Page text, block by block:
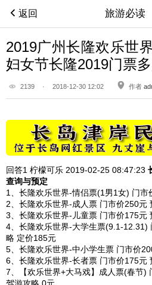
返回 旅游必读
2019广州长隆欢乐世
妇女节长隆2019门票
2139 · 2018-12-30 12:02 作者
回答1 柠檬可乐 2019-02-25 08:47:23
查询与预定
1、长隆欢乐世界-情侣票(1男1女) 门
2、长隆欢乐世界-成人票 门市价250元
3、长隆欢乐世界-儿童票 门市价175元
4、长隆欢乐世界-大学生票(9.1-12.31)
略 定价185元
5、长隆欢乐世界-中小学生票 门市价
6、长隆欢乐世界-长者票 门市价175元
7、【欢乐世界+大马戏】成人票(春节)
驾游攻略 0元